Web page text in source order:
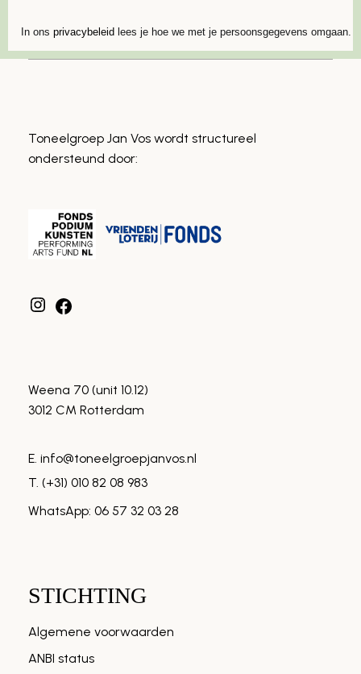
In ons privacybeleid lees je hoe we met je persoonsgegevens omgaan.
Toneelgroep Jan Vos wordt structureel
ondersteund door:
Weena 70 (unit 10.12)
3012 CM Rotterdam
E. info@toneelgroepjanvos.nl
T. (+31) 010 82 08 983
WhatsApp: 06 57 32 03 28
STICHTING
Algemene voorwaarden
ANBI status